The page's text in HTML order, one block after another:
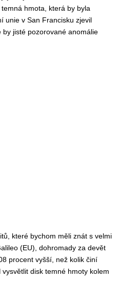
hmota, která by byla
unie v San Francisku zjevil
jisté pozorované anomálie
které bychom měli znát s velmi
(EU), dohromady za devět
procent vyšší, než kolik činí
disk temné hmoty kolem